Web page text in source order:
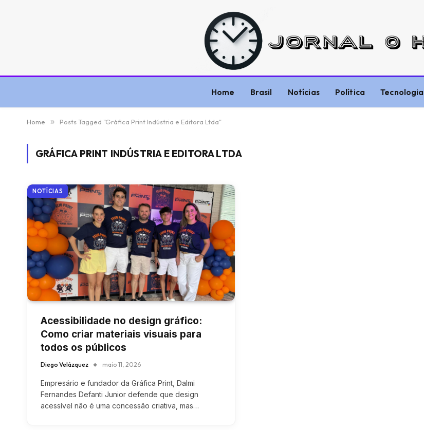
Home Brasil Notícias Política Tecnologia
Home » Posts Tagged "Gráfica Print Indústria e Editora Ltda"
GRÁFICA PRINT INDÚSTRIA E EDITORA LTDA
NOTÍCIAS
Acessibilidade no design gráfico:
Como criar materiais visuais para
todos os públicos
Diego Velázquez maio 11, 2026
Empresário e fundador da Gráfica Print, Dalmi
Fernandes Defanti Junior defende que design
acessível não é uma concessão criativa, mas…